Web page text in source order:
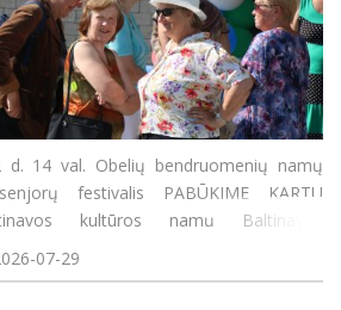
14 val. Obelių bendruomenių namų
festivalis PABŪKIME KARTU
kultūros namų Baltinavos
(Latvijos respublika) Vadovė Marija
centro Rajono padalinio Obeliuose kap
07-29